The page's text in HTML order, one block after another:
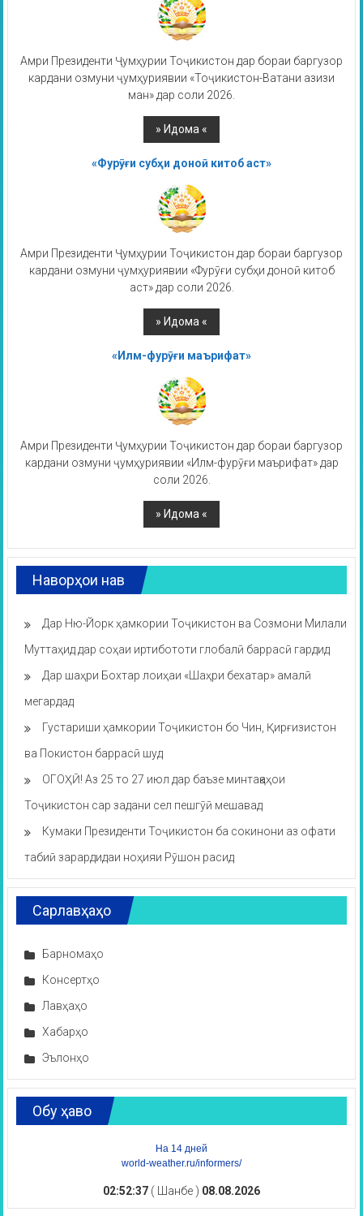
Амри Президенти Ҷумҳурии Тоҷикистон дар бораи баргузор
кардани озмуни ҷумҳуриявии «Тоҷикистон-Ватани азизи
ман» дар соли 2026.
«Фурӯғи субҳи доноӣ китоб аст»
Амри Президенти Ҷумҳурии Тоҷикистон дар бораи баргузор
кардани озмуни ҷумҳуриявии «Фурӯғи субҳи доноӣ китоб
аст» дар соли 2026.
«Илм-фурӯғи маърифат»
Амри Президенти Ҷумҳурии Тоҷикистон дар бораи баргузор
кардани озмуни ҷумҳуриявии «Илм-фурӯғи маърифат» дар
соли 2026.
Наворҳои нав
Дар Ню-Йорк ҳамкории Тоҷикистон ва Созмони Милали
Муттаҳид дар соҳаи иртибототи глобалӣ баррасӣ гардид
Дар шаҳри Бохтар лоиҳаи «Шаҳри бехатар» амалӣ
мегардад
Густариши ҳамкории Тоҷикистон бо Чин, Қирғизистон
ва Покистон баррасӣ шуд
ОГОҲӢ! Аз 25 то 27 июл дар баъзе минтақаҳои
Тоҷикистон сар задани сел пешгӯӣ мешавад
Кумаки Президенти Тоҷикистон ба сокинони аз офати
табиӣ зарардидаи ноҳияи Рӯшон расид
Сарлавҳаҳо
Барномаҳо
Консертҳо
Лавҳаҳо
Хабарҳо
Эълонҳо
Обу ҳаво
На 14 дней
world-weather.ru/informers/
02:52:37 ( Шанбе ) 08.08.2026